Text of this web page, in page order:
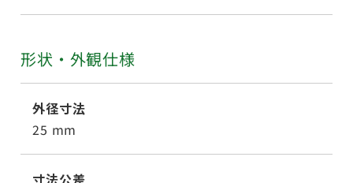
形状・外観仕様
外径寸法
25 mm
寸法公差